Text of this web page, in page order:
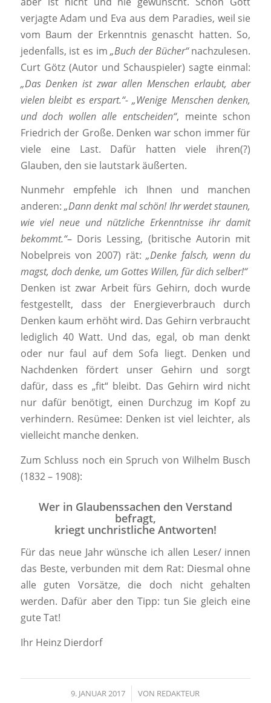
verjagte Adam und Eva aus dem Paradies, weil sie
vom Baum der Erkenntnis genascht hatten. So,
jedenfalls, ist es im„Buch der Bücher“nachzulesen.
Curt Götz (Autor und Schauspieler) sagte einmal:
„Das Denken ist zwar allen Menschen erlaubt, aber
vielen bleibt es erspart.“- „Wenige Menschen denken,
und doch wollen alle entscheiden“, meinte schon
Friedrich der Große. Denken war schon immer für
viele eine Last. Dafür hatten viele ihren(?)
Glauben, den sie lautstark äußerten.
Nunmehr empfehle ich Ihnen und manchen
anderen:„Dann denkt mal schön! Ihr werdet staunen,
wie viel neue und nützliche Erkenntnisse ihr damit
bekommt.“– Doris Lessing, (britische Autorin mit
Nobelpreis von 2007) rät:„Denke falsch, wenn du
magst, doch denke, um Gottes Willen, für dich selber!“
Denken ist zwar Arbeit fürs Gehirn, doch wurde
festgestellt, dass der Energieverbrauch durch
Denken kaum erhöht wird. Das Gehirn verbraucht
lediglich 40 Watt. Und das, egal, ob man denkt
oder nur faul auf dem Sofa liegt. Denken und
Nachdenken fördert unser Gehirn und sorgt
dafür, dass es „fit“ bleibt. Das Gehirn wird nicht
nur dafür benötigt, einen Durchzug im Kopf zu
verhindern. Resümee: Denken ist viel leichter, als
vielleicht manche denken.
Zum Schluss noch ein Spruch von Wilhelm Busch
(1832 – 1908):
Wer in Glaubenssachen den Verstand
befragt,
kriegt unchristliche Antworten!
Für das neue Jahr wünsche ich allen Leser/ innen
das Beste, verbunden mit dem Rat: Diesmal ohne
alle guten Vorsätze, die doch nicht gehalten
werden. Dafür aber den Tipp: tun Sie gleich eine
gute Tat!
Ihr Heinz Dierdorf
9. JANUAR 2017
/ VON REDAKTEUR